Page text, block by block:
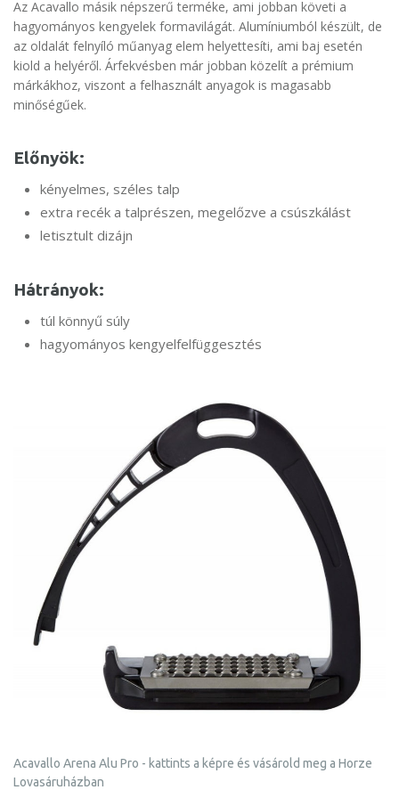
Az Acavallo másik népszerű terméke, ami jobban követi a
hagyományos kengyelek formavilágát. Alumíniumból készült, de
az oldalát felnyíló műanyag elem helyettesíti, ami baj esetén
kiold a helyéről. Árfekvésben már jobban közelít a prémium
márkákhoz, viszont a felhasznált anyagok is magasabb
minőségűek.
Előnyök:
kényelmes, széles talp
extra recék a talprészen, megelőzve a csúszkálást
letisztult dizájn
Hátrányok:
túl könnyű súly
hagyományos kengyelfelfüggesztés
Acavallo Arena Alu Pro - kattints a képre és vásárold meg a Horze
Lovasáruházban